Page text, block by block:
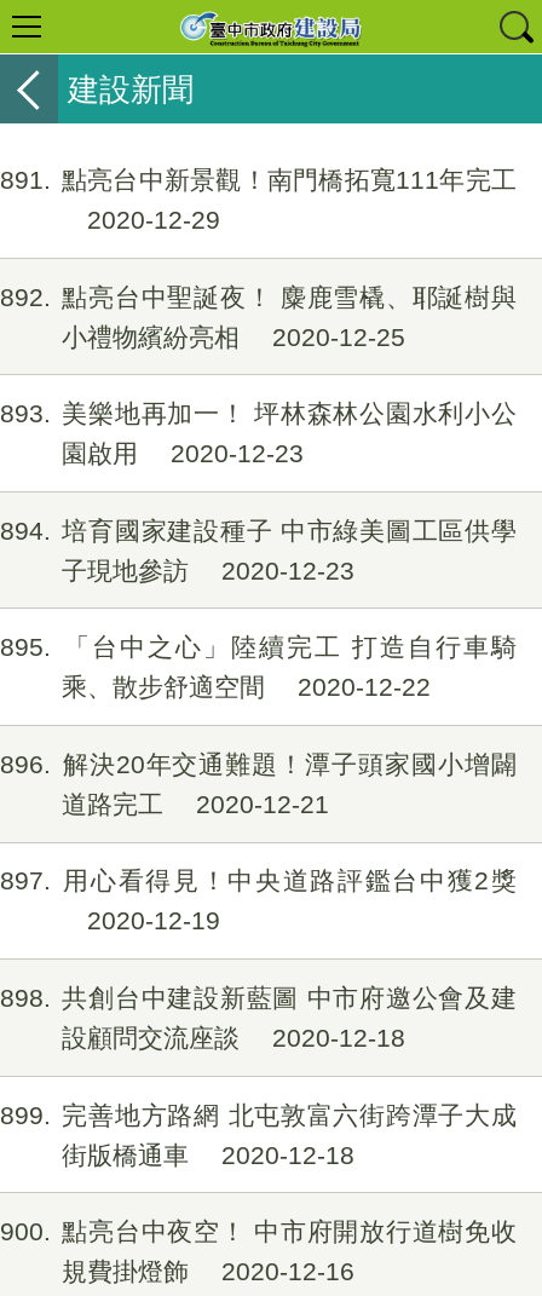
建設新聞
點亮台中新景觀！南門橋拓寬111年完工
2020-12-29
點亮台中聖誕夜！ 麋鹿雪橇、耶誕樹與
小禮物繽紛亮相
2020-12-25
美樂地再加一！ 坪林森林公園水利小公
園啟用
2020-12-23
培育國家建設種子 中市綠美圖工區供學
子現地參訪
2020-12-23
「台中之心」陸續完工 打造自行車騎
乘、散步舒適空間
2020-12-22
解決20年交通難題！潭子頭家國小增闢
道路完工
2020-12-21
用心看得見！中央道路評鑑台中獲2獎
2020-12-19
共創台中建設新藍圖 中市府邀公會及建
設顧問交流座談
2020-12-18
完善地方路網 北屯敦富六街跨潭子大成
街版橋通車
2020-12-18
點亮台中夜空！ 中市府開放行道樹免收
規費掛燈飾
2020-12-16